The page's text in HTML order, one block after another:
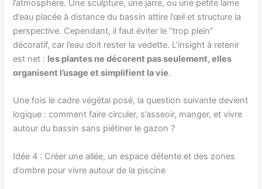
l’atmosphère. Une sculpture, une jarre, ou une petite lame
d’eau placée à distance du bassin attire l’œil et structure la
perspective. Cependant, il faut éviter le “trop plein”
décoratif, car l’eau doit rester la vedette. L’insight à retenir
est net : les plantes ne décorent pas seulement, elles
organisent l’usage et simplifient la vie.
Une fois le cadre végétal posé, la question suivante devient
logique : comment faire circuler, s’asseoir, manger, et vivre
autour du bassin sans piétiner le gazon ?
Idée 4 : Créer une allée, un espace détente et des zones
d’ombre pour vivre autour de la piscine